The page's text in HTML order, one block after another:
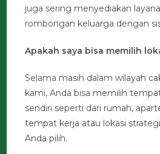
juga sering menyediakan
rombongan keluarga dengan
Apakah saya bisa memilih
Selama masih dalam wilayah
kami, Anda bisa memilih
sendiri seperti dari rumah,
tempat kerja atau lokasi
Anda pilih.